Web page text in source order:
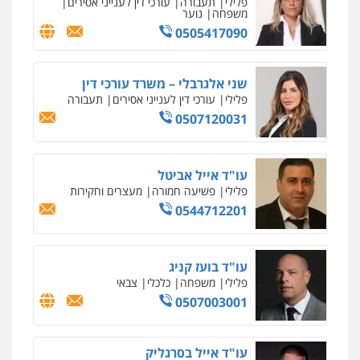
חמורה
0546657865
אלי אונגר משרד עו"ד
פלילי פשיעה חמורה מעצרים מנהלי
עסקים
0507302623
עו"ד מעיין שמחון
פלילי מעצרים וחקירות עורכי דין לענייני
אסירים
0587604050
עו"ד שאדי כבהא
פלילי עורכי דין לענייני אסירים
0525556970
עו"ד רויטל סבג שקד